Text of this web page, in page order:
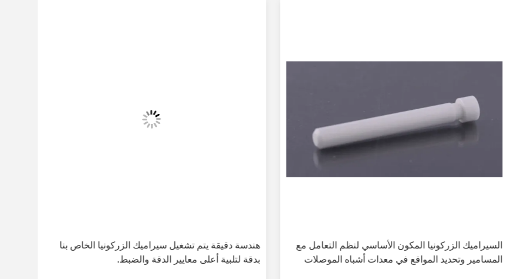
السيراميك الزركونيا المكون الأساسي لنظم التعامل مع
المسامير وتحديد المواقع في معدات أشباه الموصلات
هندسة دقيقة يتم تشغيل سيراميك الزركونيا الخاص بنا
بدقة لتلبية أعلى معايير الدقة والضبط.